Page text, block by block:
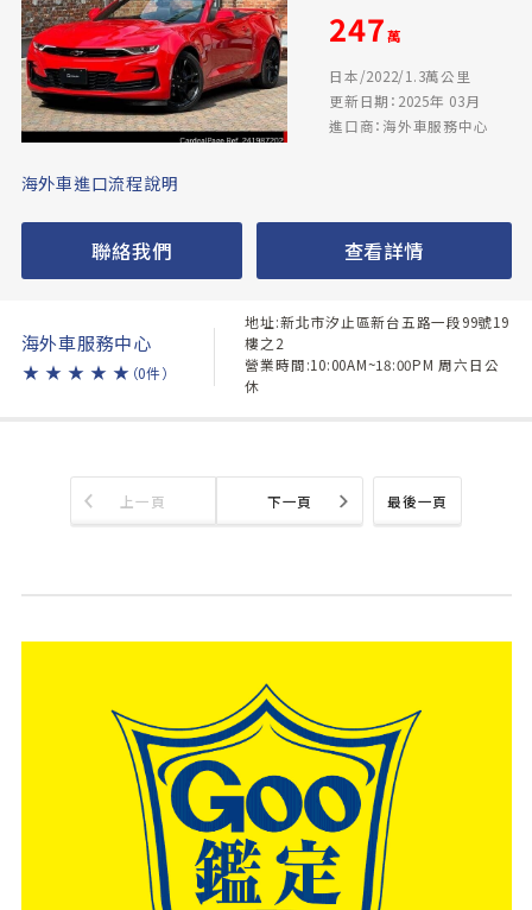
247萬
日本/2022/1.3萬公里
更新日期：2025年 03月
進口商：海外車服務中心
海外車進口流程說明
聯絡我們 查看詳情
海外車服務中心
★ ★ ★ ★ ★ （0件）
地址:新北市汐止區新台五路一段99號19
樓之2
營業時間:10:00AM~18:00PM 周六日公
休
最後一頁
上一頁 下一頁